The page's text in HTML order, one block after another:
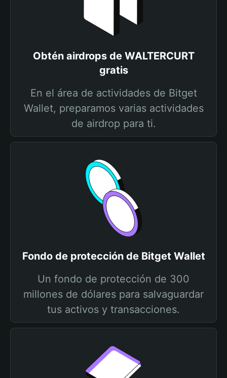
Obtén airdrops de WALTERCURT
gratis
En el área de actividades de Bitget
Wallet, preparamos varias actividades
de airdrop para ti.
Fondo de protección de Bitget Wallet
Un fondo de protección de 300
millones de dólares para salvaguardar
tus activos y transacciones.